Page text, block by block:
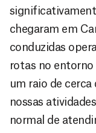
chegaram em
conduzidas
rotas no entorno
um raio de
nossas
normal de